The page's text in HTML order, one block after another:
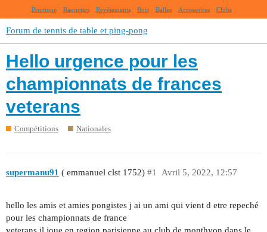
Boutique Raquettes Revêtements Bois Balles Accessoires Clubs
Forum de tennis de table et ping-pong
Hello urgence pour les
championnats de frances
veterans
Compétitions Nationales
supermanu91 ( emmanuel clst 1752) Avril 5, 2022, 12:57
#1
hello les amis et amies pongistes j ai un ami qui vient d etre repeché
pour les championnats de france